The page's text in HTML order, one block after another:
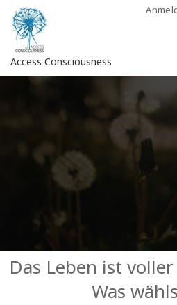
Access Consciousness
Konto
Über
Bars
Regionen
Das Leben ist
Was